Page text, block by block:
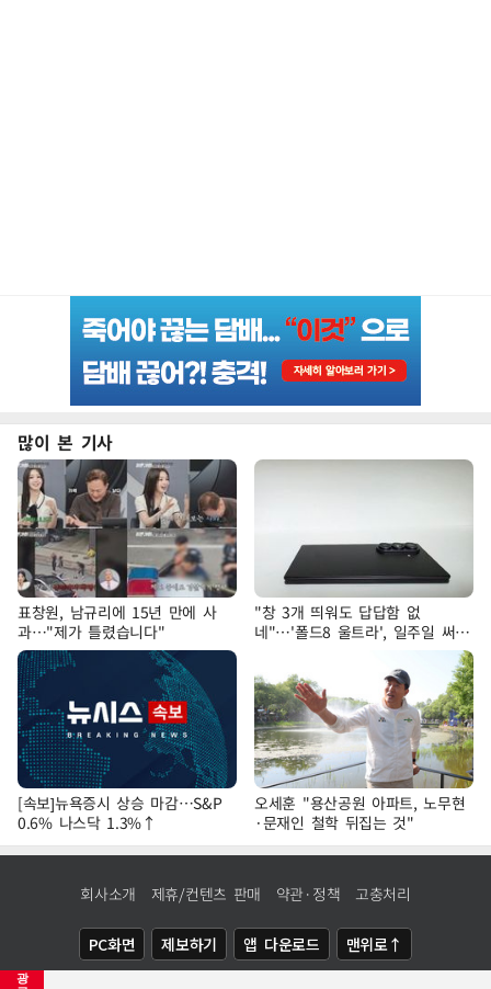
광
많이 본 기사
표창원, 남규리에 15년 만에 사
과…"제가 틀렸습니다"
"창 3개 띄워도 답답함 없
네"…'폴드8 울트라', 일주일 써보
[속보]뉴욕증시 상승 마감…S&P
0.6% 나스닥 1.3%↑
오세훈 "용산공원 아파트, 노무현
·문재인 철학 뒤집는 것"
회사소개 제휴/컨텐츠 판매 약관·정책 고충처리
PC화면 제보하기 앱 다운로드 맨위로↑